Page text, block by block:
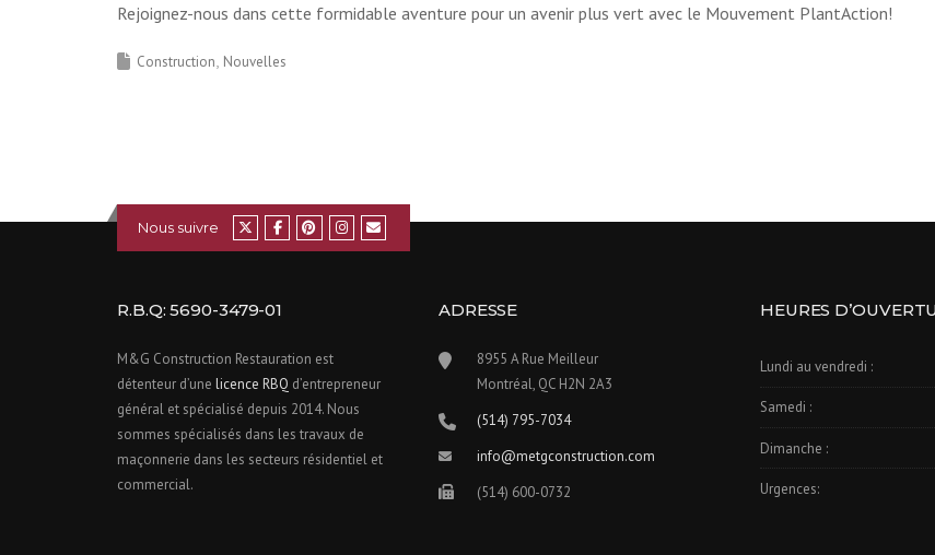
Rejoignez-nous dans cette formidable aventure pour un avenir plus vert avec le Mouvement PlantAction!
Construction Nouvelles
Nous suivre
R.B.Q: 5690-3479-01
M&G Construction Restauration est
détenteur d’une licence RBQ d’entrepreneur
général et spécialisé depuis 2014. Nous
sommes spécialisés dans les travaux de
maçonnerie dans les secteurs résidentiel et
commercial.
ADRESSE
8955 A Rue Meilleur​
Montréal, QC H2N 2A3
(514) 795-7034
info@metgconstruction.com
(514) 600-0732
HEURES
Lundi au vendredi :
Samedi :
Dimanche :
Urgences: